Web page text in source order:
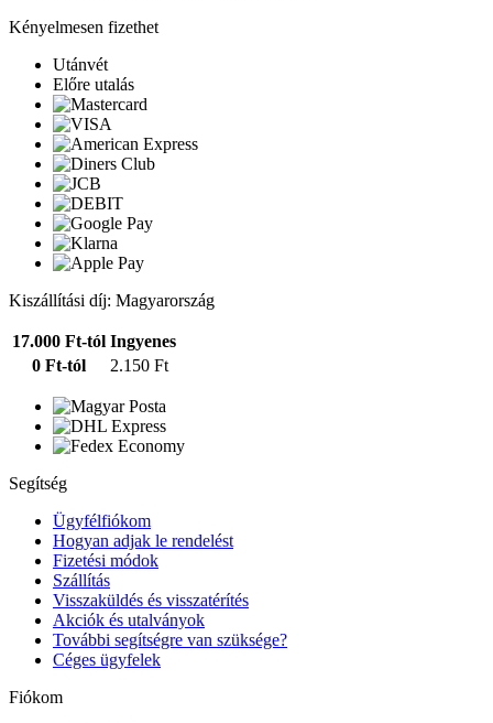
Kényelmesen fizethet
Utánvét
Előre utalás
Kiszállítási díj: Magyarország
17.000 Ft-tól Ingyenes
0 Ft-tól
2.150 Ft
Segítség
Ügyfélfiókom
Hogyan adjak le rendelést
Fizetési módok
Szállítás
Visszaküldés és visszatérítés
Akciók és utalványok
További segítségre van szüksége?
Céges ügyfelek
Fiókom